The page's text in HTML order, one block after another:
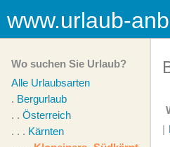
www.urlaub-
Wo suchen Sie Urlaub?
Alle Urlaubsarten
. Bergurlaub
. . Österreich
. . . Kärnten
|